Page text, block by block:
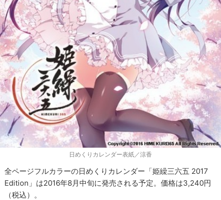
日めくりカレンダー表紙／涼香
全ページフルカラーの日めくりカレンダー「姫繰三六五 2017
Edition」は2016年8月中旬に発売される予定。価格は3,240円
（税込）。